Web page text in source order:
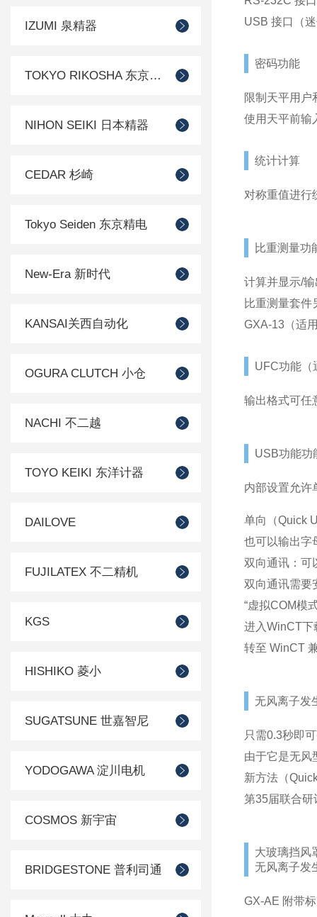
IZUMI 泉精器
TOKYO RIKOSHA 东京理工舎
NIHON SEIKI 日本精器
CEDAR 杉崎
Tokyo Seiden 东京精电
New-Era 新时代
KANSAI关西自动化
OGURA CLUTCH 小仓
NACHI 不二越
TOYO KEIKI 东洋计器
DAILOVE
FUJILATEX 不二精机
KGS
HISHIKO 菱小
SUGATSUNE 世嘉智尼
YODOGAWA 淀川电机
COSMOS 新宇宙
BRIDGESTONE 普利司通
USB 接口（
密码功能
限制天平用户
使用天平前输
统计计算
对称重值进行
比重测量功
计算并显示/
比重测量套件
GXA-13（适
UFC功能（
输出格式可任
USB功能功
内部设置允许
单向（Quick
也可以输出字
双向通讯：可
双向通讯需要
“虚拟COM模
进入WinCT下
转至 WinCT
无风离子发
只需0.3秒即
由于它是无风
新方法（
第35届联合研
大玻璃挡风
无风离子发
GX-AE 附带